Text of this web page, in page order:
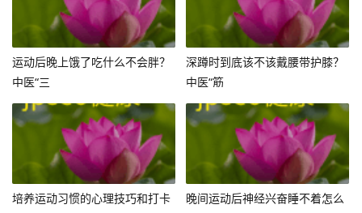
运动后晚上饿了吃什么不会胖？
中医“三
深蹲时到底该不该戴腰带护膝？
中医“筋
培养运动习惯的心理技巧和打卡
晚间运动后神经兴奋睡不着怎么